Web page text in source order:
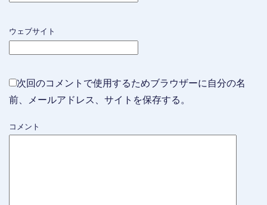
ウェブサイト
次回のコメントで使用するためブラウザーに自分の名
前、メールアドレス、サイトを保存する。
コメント